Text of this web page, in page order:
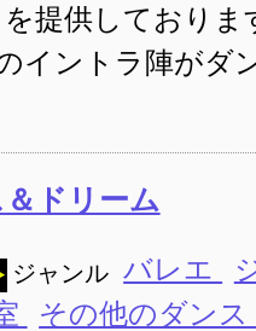
提供しており
イントラ陣が
ドリーム
ジャンル バレエ
その他のダン